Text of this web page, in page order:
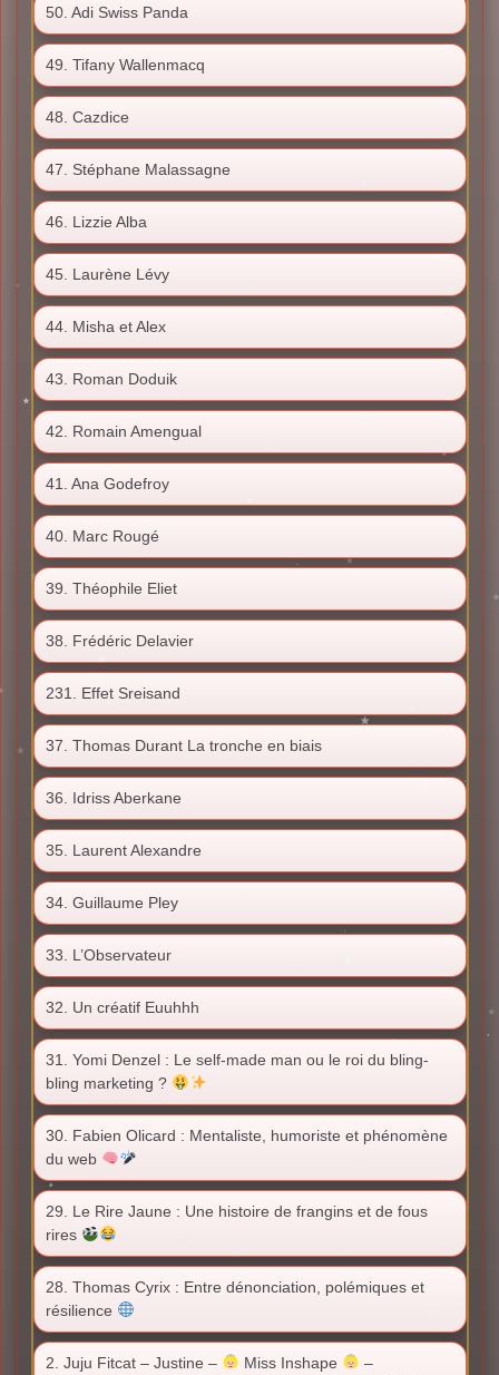
50. Adi Swiss Panda
49. Tifany Wallenmacq
48. Cazdice
47. Stéphane Malassagne
46. Lizzie Alba
45. Laurène Lévy
44. Misha et Alex
43. Roman Doduik
42. Romain Amengual
41. Ana Godefroy
40. Marc Rougé
39. Théophile Eliet
38. Frédéric Delavier
231. Effet Sreisand
37. Thomas Durant La tronche en biais
36. Idriss Aberkane
35. Laurent Alexandre
34. Guillaume Pley
33. L’Observateur
32. Un créatif Euuhhh
31. Yomi Denzel : Le self-made man ou le roi du bling-
bling marketing ?
30. Fabien Olicard : Mentaliste, humoriste et phénomène
du web
29. Le Rire Jaune : Une histoire de frangins et de fous
rires
28. Thomas Cyrix : Entre dénonciation, polémiques et
résilience
2. Juju Fitcat – Justine – Miss Inshape
–